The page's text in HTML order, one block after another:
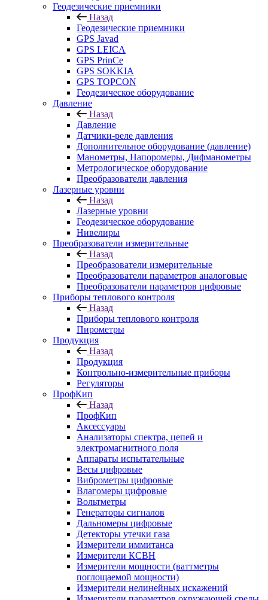
Геодезические приемники
Назад
Геодезические приемники
GPS Javad
GPS LEICA
GPS PrinCe
GPS SOKKIA
GPS TOPCON
Геодезическое оборудование
Давление
Назад
Давление
Датчики-реле давления
Дополнительное оборудование (давление)
Манометры, Напоромеры, Дифманометры
Метрологическое оборудование
Преобразователи давления
Лазерные уровни
Назад
Лазерные уровни
Геодезическое оборудование
Нивелиры
Преобразователи измерительные
Назад
Преобразователи измерительные
Преобразователи параметров аналоговые
Преобразователи параметров цифровые
Приборы теплового контроля
Назад
Приборы теплового контроля
Пирометры
Продукция
Назад
Продукция
Контрольно-измерительные приборы
Регуляторы
ПрофКип
Назад
ПрофКип
Аксессуары
Анализаторы спектра, цепей и
электромагнитного поля
Аппараты испытательные
Весы цифровые
Виброметры цифровые
Влагомеры цифровые
Вольтметры
Генераторы сигналов
Дальномеры цифровые
Детекторы утечки газа
Измерители иммитанса
Измерители КСВН
Измерители мощности (ваттметры
поглощаемой мощности)
Измерители нелинейных искажений